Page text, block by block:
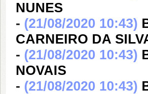
NUNES
- (21/08/2020 10:43)
CARNEIRO DA
- (21/08/2020 10:43)
NOVAIS
- (21/08/2020 10:43)